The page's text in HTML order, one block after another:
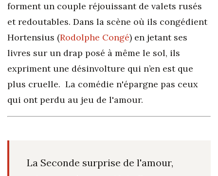
forment un couple réjouissant de valets rusés
et redoutables. Dans la scène où ils congédient
Hortensius (Rodolphe Congé) en jetant ses
livres sur un drap posé à même le sol, ils
expriment une désinvolture qui n’en est que
plus cruelle. La comédie n'épargne pas ceux
qui ont perdu au jeu de l'amour.
La Seconde surprise de l'amour,